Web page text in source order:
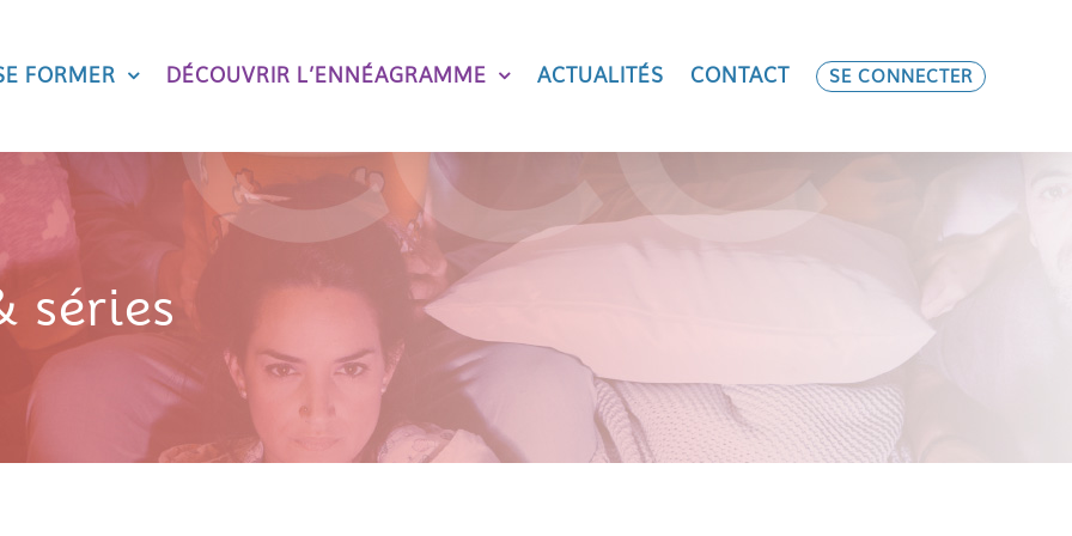
FORMER DÉCOUVRIR L’ENNÉAGRAMME ACTUALITÉS CONTACT SE CONNECTER
séries